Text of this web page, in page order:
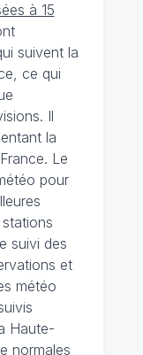
à 15
suivent la
ce qui
Il
la
Le
pour
suivi des
et
météo
Haute-
normales